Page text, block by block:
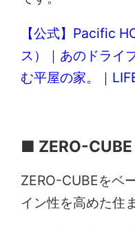
【公式】Pacific
ス）｜あのドライ
む平屋の家。｜
■ ZERO-CUBE
ZERO-CUBEをベ
イン性を高めた住